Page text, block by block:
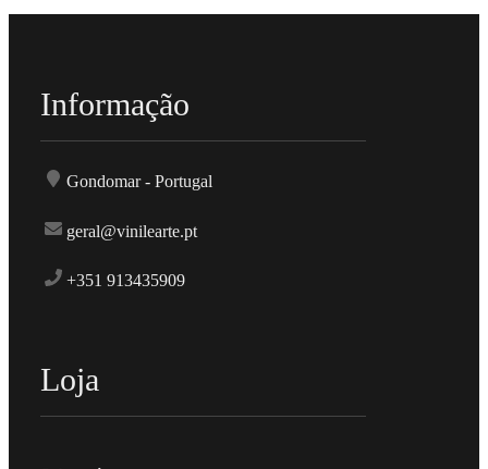
Informação
Gondomar - Portugal
geral@vinilearte.pt
+351 913435909
Loja